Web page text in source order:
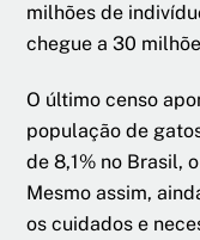
milhões de
chegue a 30
O último censo
população de
de 8,1% no Brasil,
Mesmo assim,
os cuidados e